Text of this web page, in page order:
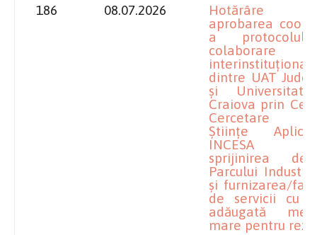
186 08.07.2026
Hotărâre
aprobarea
a
colaborare
dintre UAT
și
Craiova prin
Cercetare
Științe
INCESA
sprijinirea
Parcului
și furnizarea/
de servicii cu
adăugată
mare pentru